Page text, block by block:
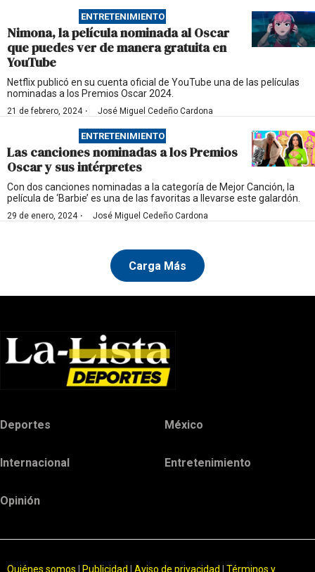
ENTRETENIMIENTO
Nimona, la película nominada al Oscar
que puedes ver de manera gratuita en
YouTube
Netflix publicó en su cuenta oficial de YouTube una de las películas
nominadas a los Premios Oscar 2024.
21 de febrero, 2024· José Miguel Cedeño Cardona
ENTRETENIMIENTO
Las canciones nominadas a los Premios
Oscar y sus intérpretes
Con dos canciones nominadas a la categoría de Mejor Canción, la
película de ‘Barbie’ es una de las favoritas a llevarse este galardón.
29 de enero, 2024· José Miguel Cedeño Cardona
Carga Más
Deportes México
Internacional Entretenimiento
Opinión
Quiénes somos Publicidad Aviso de privacidad Términos y